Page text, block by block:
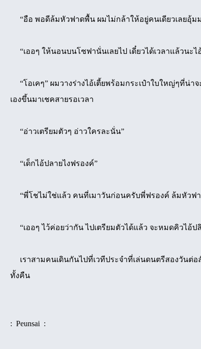
“อือ พอดีล้มหัวฟาดพื้น ผมไม่กล้าให้อยู่คนเดียวเลยอุ้ม
“เออๆ ให้นอนบนโซฟานั่นเลยไป เดี๋ยวได้เวลาแล้วนะไ
“โอเคๆ” ผมวางร่างไอ้เตี้ยพร้อมกระเป๋าใบใหญ่ๆที่น่า
เองขึ้นมาเชคสายรอเวลา
“อ่าวเตรียมตัวๆ อ่าวใครละนั่น”
“เด็กไอ้ปลายไงฟรองค์”
“พี่โชไม่ใช่แล้ว คนที่เมาวันก่อนครับพี่ฟรองค์ ล้มหัวฟา
“เออๆ ไว้ค่อยว่ากัน ไปเตรียมตัวได้แล้ว จะหมดคิวไอ้ป
เราสามคนเดินกันไปที่เวทีประจำที่เล่นดนตรีสองวันต่
ทั้งคืน
: Peunsai :